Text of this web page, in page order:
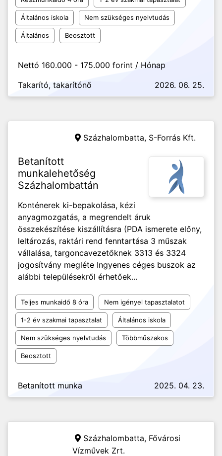
Általános iskola Nem szükséges nyelvtudás
Általános Beosztott
Nettó 160.000 - 175.000 forint / Hónap
Takarító, takarítónő
2026. 06. 25.
Százhalombatta, S-Forrás Kft.
Betanított
munkalehetőség
Százhalombattán
Konténerek ki-bepakolása, kézi
anyagmozgatás, a megrendelt áruk
összekészítése kiszállításra (PDA ismerete előny,
leltározás, raktári rend fenntartása 3 műszak
vállalása, targoncavezetőknek 3313 és 3324
jogosítvány megléte Ingyenes céges buszok az
alábbi településekről érhetőek...
Teljes munkaidő 8 óra Nem igényel tapasztalatot
1-2 év szakmai tapasztalat Általános iskola
Nem szükséges nyelvtudás Többműszakos
Beosztott
Betanított munka 2025. 04. 23.
Százhalombatta, Fővárosi
Vízművek Zrt.